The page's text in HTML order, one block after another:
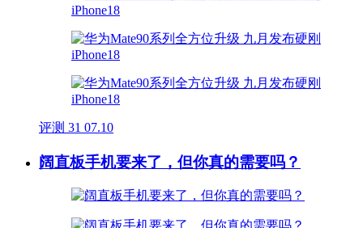
评测 31 07.10
阔直板手机要来了，但你真的需要吗？